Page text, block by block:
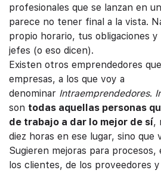
profesionales que se lanzan en
parece no tener final a la vista.
propio horario, tus obligaciones
jefes (o eso dicen).
Existen otros emprendedores
empresas, a los que voy a
denominar Intraemprendedores.
son todas aquellas personas
de trabajo a dar lo mejor de sí,
diez horas en ese lugar, sino que
Sugieren mejoras para
los clientes, de los proveedores